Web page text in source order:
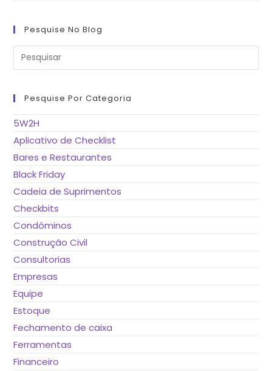
Pesquise No Blog
Pesquise Por Categoria
5W2H
Aplicativo de Checklist
Bares e Restaurantes
Black Friday
Cadeia de Suprimentos
Checkbits
Condôminos
Construção Civil
Consultorias
Empresas
Equipe
Estoque
Fechamento de caixa
Ferramentas
Financeiro